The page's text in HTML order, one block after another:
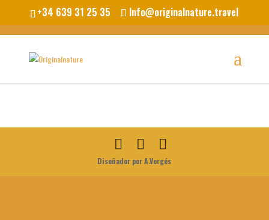
+34 639 31 25 35 Info@originalnature.travel
Diseñador por A.Vergés